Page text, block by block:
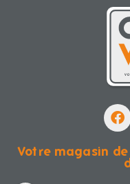
Votre magasin